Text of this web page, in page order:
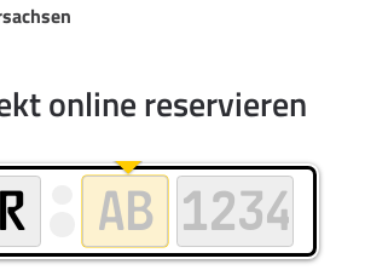
online reservieren